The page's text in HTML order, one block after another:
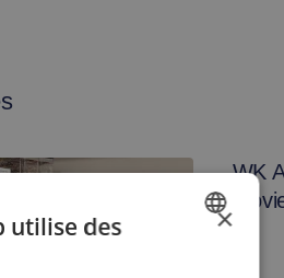
WK
×
utilise des